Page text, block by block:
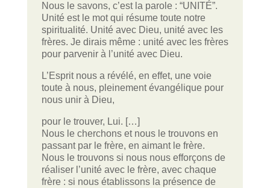
Nous le savons, c’est la parole : “UNITÉ”.
Unité est le mot qui résume toute notre
spiritualité. Unité avec Dieu, unité avec les
frères. Je dirais même : unité avec les frères
pour parvenir à l’unité avec Dieu.
L’Esprit nous a révélé, en effet, une voie
toute à nous, pleinement évangélique pour
nous unir à Dieu,
pour le trouver, Lui. […]
Nous le cherchons et nous le trouvons en
passant par le frère, en aimant le frère.
Nous le trouvons si nous nous efforçons de
réaliser l’unité avec le frère, avec chaque
frère : si nous établissons la présence de